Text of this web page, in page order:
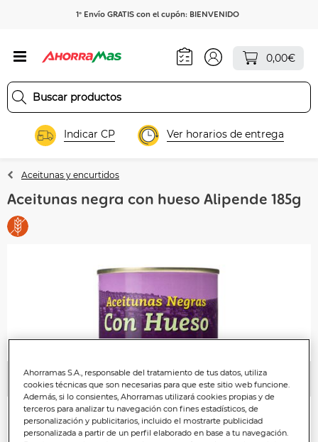
1º Envío GRATIS con el cupón: BIENVENIDO
0,00€
Indicar CP Ver horarios de entrega
Aceitunas y encurtidos
Aceitunas negra con hueso Alipende 185g
Anterior
Ahorramas S.A., responsable del tratamiento de tus datos, utiliza
cookies técnicas que son necesarias para que este sitio web funcione.
Además, si lo consientes, Ahorramas utilizará cookies propias y de
terceros para analizar tu navegación con fines estadísticos, de
personalización y publicitarios, incluido el mostrarte publicidad
personalizada a partir de un perfil elaborado en base a tu navegación.